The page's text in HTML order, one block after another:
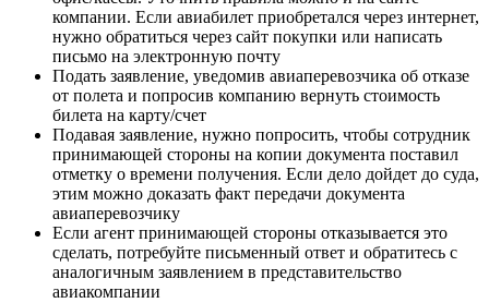
компании. Если авиабилет приобретался через интернет,
нужно обратиться через сайт покупки или написать
письмо на электронную почту
Подать заявление, уведомив авиаперевозчика об отказе
от полета и попросив компанию вернуть стоимость
билета на карту/счет
Подавая заявление, нужно попросить, чтобы сотрудник
принимающей стороны на копии документа поставил
отметку о времени получения. Если дело дойдет до суда,
этим можно доказать факт передачи документа
авиаперевозчику
Если агент принимающей стороны отказывается это
сделать, потребуйте письменный ответ и обратитесь с
аналогичным заявлением в представительство
авиакомпании